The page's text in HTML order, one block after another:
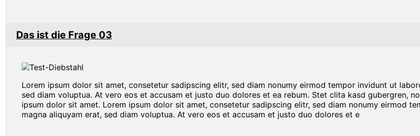
Das ist die Frage 03
Lorem ipsum dolor sit amet, consetetur sadipscing elitr, sed diam nonumy eirmod tempor invidunt ut
sed diam voluptua. At vero eos et accusam et justo duo dolores et ea rebum. Stet clita kasd gubergren,
ipsum dolor sit amet. Lorem ipsum dolor sit amet, consetetur sadipscing elitr, sed diam nonumy eirmod
magna aliquyam erat, sed diam voluptua. At vero eos et accusam et justo duo dolores et e